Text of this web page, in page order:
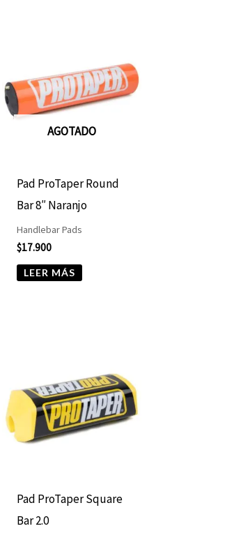
AGOTADO
Pad ProTaper Round
Bar 8″ Naranjo
Handlebar Pads
$17.900
LEER MÁS
Pad ProTaper Square
Bar 2.0